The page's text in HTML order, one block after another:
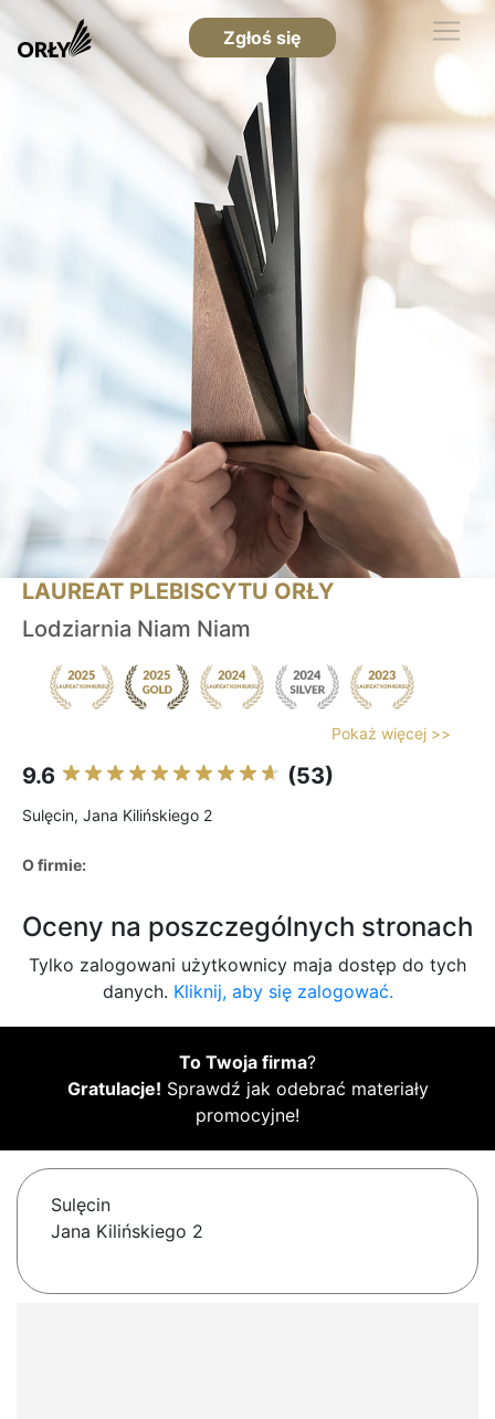
Zgłoś się
LAUREAT PLEBISCYTU ORŁY
Lodziarnia Niam Niam
Pokaż więcej >>
9.6 (53)
Sulęcin, Jana Kilińskiego 2
O firmie:
Oceny na poszczególnych stronach
Tylko zalogowani użytkownicy maja dostęp do tych
danych. Kliknij, aby się zalogować.
To Twoja firma?
Gratulacje! Sprawdź jak odebrać materiały
promocyjne!
Sulęcin
Jana Kilińskiego 2